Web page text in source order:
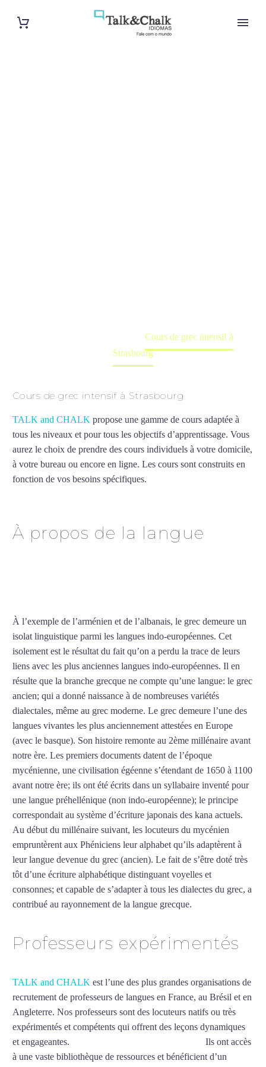
Cours de grec intensif à
Strasbourg
Cours de grec intensif à Strasbourg
TALK and CHALK propose une gamme de cours adaptée à
tous les niveaux et pour tous les objectifs d’apprentissage. Vous
aurez le choix de prendre des cours individuels à votre domicile,
à votre bureau ou encore en ligne. Les cours sont construits en
fonction de vos besoins spécifiques.
À propos de la langue
À l’exemple de l’arménien et de l’albanais, le grec demeure un
isolat linguistique parmi les langues indo-européennes. Cet
isolement est le résultat du fait qu’on a perdu la trace de leurs
liens avec les plus anciennes langues indo-européennes. Il en
résulte que la branche grecque ne compte qu’une langue: le grec
ancien; qui a donné naissance à de nombreuses variétés
dialectales, même au grec moderne. Le grec demeure l’une des
langues vivantes les plus anciennement attestées en Europe
(avec le basque). Son histoire remonte au 2ème millénaire avant
notre ère. Les premiers documents datent de l’époque
mycénienne, une civilisation égéenne s’étendant de 1650 à 1100
avant notre ère; ils ont été écrits dans un syllabaire inventé pour
une langue préhellénique (non indo-européenne); le principe
correspondait au système d’écriture japonais des kana actuels.
Au début du millénaire suivant, les locuteurs du mycénien
empruntèrent aux Phéniciens leur alphabet qu’ils adaptèrent à
leur langue devenue du grec (ancien). Le fait de s’être doté très
tôt d’une écriture alphabétique distinguant voyelles et
consonnes; et capable de s’adapter à tous les dialectes du grec, a
contribué au rayonnement de la langue grecque.
Professeurs expérimentés
TALK and CHALK est l’une des plus grandes organisations de
recrutement de professeurs de langues en France, au Brésil et en
Angleterre. Nos professeurs sont des locuteurs natifs ou très
expérimentés et compétents qui offrent des leçons dynamiques
et engageantes.
Ils ont accès
à une vaste bibliothèque de ressources et bénéficient d’un